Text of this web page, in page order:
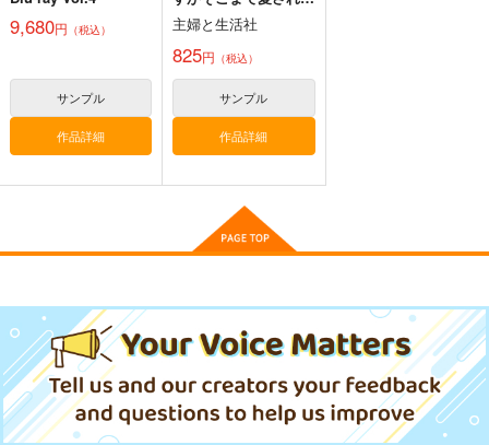
9,680円 （税込）
サンプル
作品詳細
ら仕方ない 忘却の乙
女は神様に永遠に愛さ
れるようです 1
主婦と生活社
825円 （税込）
サンプル
作品詳細